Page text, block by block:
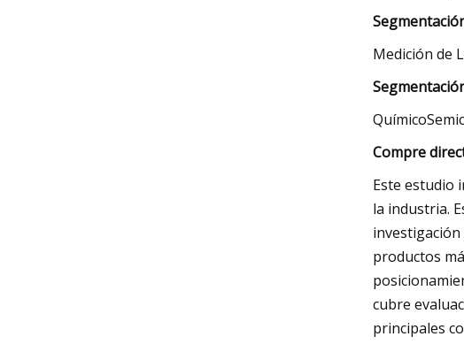
Medición de
Compre
Este estudio
la industria.
productos
cubre
principales